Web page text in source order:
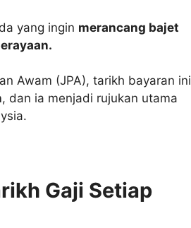
yang ingin merancang bajet
Awam (JPA), tarikh bayaran ini
, dan ia menjadi rujukan utama
Gaji Setiap